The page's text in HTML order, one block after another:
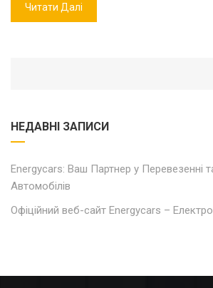
Читати Далі
НЕДАВНІ ЗАПИСИ
Energycars: Ваш Партнер у Перевезенні
Автомобілів
Офіційний веб-сайт Energycars –